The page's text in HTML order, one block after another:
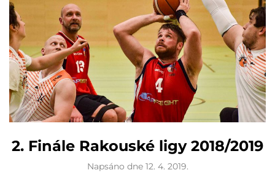
2. Finále Rakouské ligy 2018/2019
Napsáno dne 12. 4. 2019.